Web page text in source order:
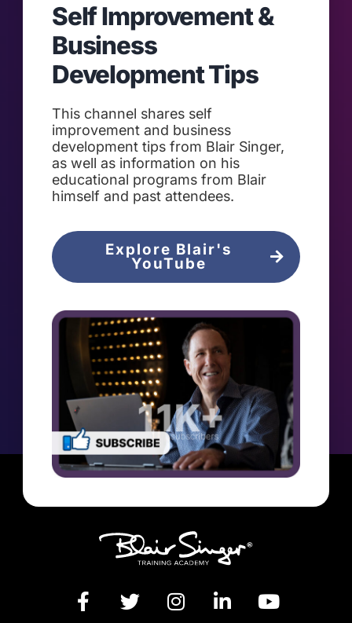
Self Improvement &
Business
Development Tips
This channel shares self
improvement and business
development tips from Blair Singer,
as well as information on his
educational programs from Blair
himself and past attendees.
Explore Blair's
YouTube